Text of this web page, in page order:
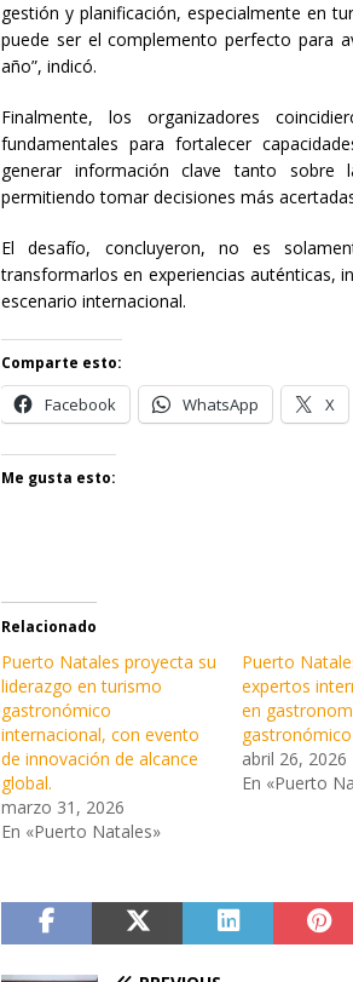
gestión y planificación, especialmente en
puede ser el complemento perfecto para
año”, indicó.
Finalmente, los organizadores
fundamentales para fortalecer
generar información clave tanto
permitiendo tomar decisiones más
El desafío, concluyeron, no es
transformarlos en experiencias auténticas,
escenario internacional.
Comparte esto:
Facebook WhatsApp X
Me gusta esto:
Relacionado
Puerto Natales proyecta su
liderazgo en turismo
gastronómico
internacional, con evento
de innovación de alcance
global.
marzo 31, 2026
En «Puerto Natales»
Puerto
expertos
en
gastronómico
abril 26, 2026
En «Puerto